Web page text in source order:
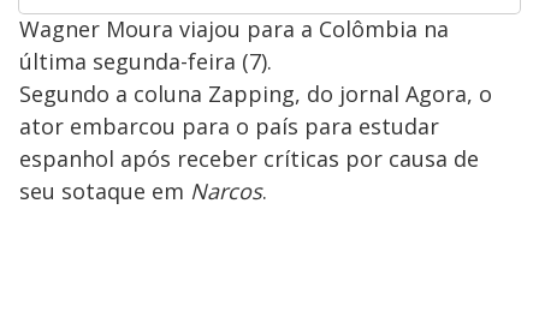
Wagner Moura viajou para a Colômbia na
última segunda-feira (7).
Segundo a coluna Zapping, do jornal Agora, o
ator embarcou para o país para estudar
espanhol após receber críticas por causa de
seu sotaque em Narcos.